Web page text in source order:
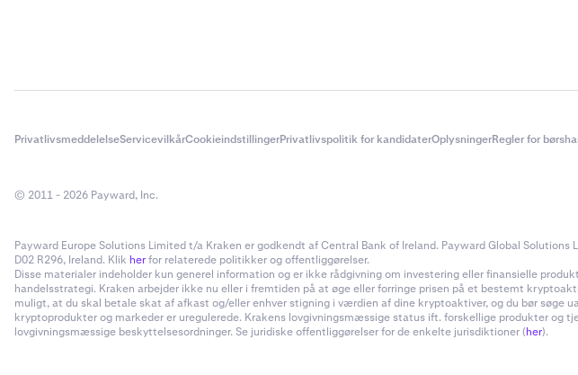
Tilknyt din bankkonto ved at følge
PrivatlivsmeddelelseServicevilkårCookieindstillingerPrivatlivspolitik for kandidaterOplysningerRegler for
© 2011 - 2026 Payward, Inc.
Payward Europe Solutions Limited t/a Kraken er godkendt af Central Bank of Ireland. Payward Global
D02 R296, Ireland. Klik herfor relaterede politikker og offentliggørelser.
Disse materialer indeholder kun generel information og er ikke rådgivning om investering eller finansielle
handelsstrategi. Kraken arbejder ikke nu eller i fremtiden på at øge eller forringe prisen på et bestemt
muligt, at du skal betale skat af afkast og/eller enhver stigning i værdien af dine kryptoaktiver, og du bør
kryptoprodukter og markeder er uregulerede. Krakens lovgivningsmæssige status ift. forskellige produkter
lovgivningsmæssige beskyttelsesordninger. Se juridiske offentliggørelser for de enkelte jurisdiktioner (her).